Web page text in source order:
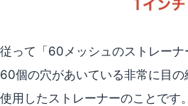
従って「60メッシュのストレーナ
60個の穴があいている非常に目
使用したストレーナーのことです